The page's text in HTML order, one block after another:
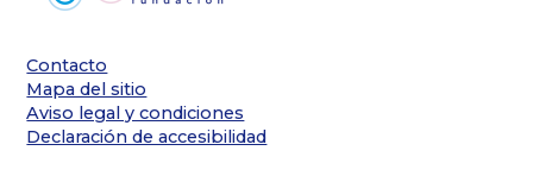
Contacto
Mapa del sitio
Aviso legal y condiciones
Declaración de accesibilidad